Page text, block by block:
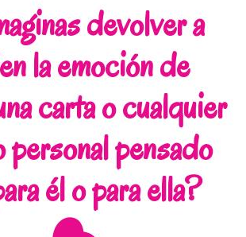
devolver a
la emoción de
carta o cualquier
pensado
él o para ella?